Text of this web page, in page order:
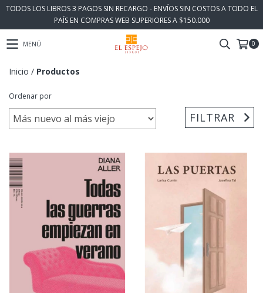
TODOS LOS LIBROS 3 PAGOS SIN RECARGO - ENVÍOS SIN COSTOS A TODO EL
PAÍS EN COMPRAS WEB SUPERIORES A $150.000
MENÚ 0
Inicio / Productos
Ordenar por
FILTRAR